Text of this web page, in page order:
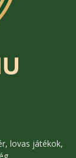
lovas játékok,